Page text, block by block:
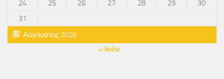
Αύγουστος 2026
24
25 26 27 28 29
30
31
« Ιούν